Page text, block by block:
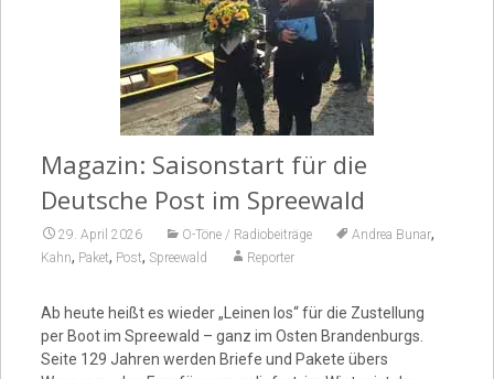
Magazin: Saisonstart für die
Deutsche Post im Spreewald
29. April 2026 O-Töne / Radiobeiträge Andrea Bunar,
Kahn, Paket, Post, Spreewald Reporter
Ab heute heißt es wieder „Leinen los“ für die Zustellung
per Boot im Spreewald – ganz im Osten Brandenburgs.
Seite 129 Jahren werden Briefe und Pakete übers